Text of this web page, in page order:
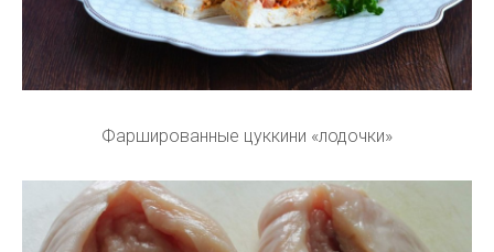
Фаршированные цуккини «лодочки»